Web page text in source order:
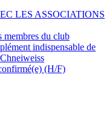
LES ASSOCIATIONS
membres du club
indispensable de
(H/F)